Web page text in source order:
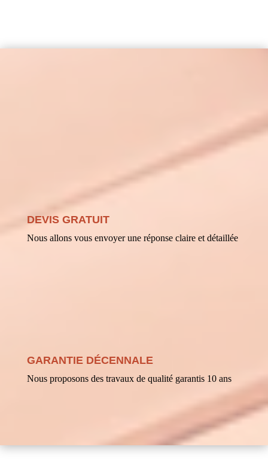
DEVIS GRATUIT
Nous allons vous envoyer une réponse claire et détaillée
GARANTIE DÉCENNALE
Nous proposons des travaux de qualité garantis 10 ans